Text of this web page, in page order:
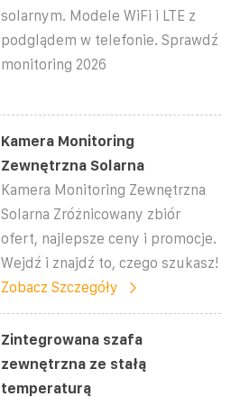
solarnym. Modele WiFi i LTE z
podglądem w telefonie. Sprawdź
monitoring 2026
Kamera Monitoring
Zewnętrzna Solarna
Kamera Monitoring Zewnętrzna
Solarna Zróżnicowany zbiór
ofert, najlepsze ceny i promocje.
Wejdź i znajdź to, czego szukasz!
Zobacz Szczegóły
Zintegrowana szafa
zewnętrzna ze stałą
temperaturą